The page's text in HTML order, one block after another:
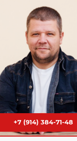
+7 (914) 384-71-48